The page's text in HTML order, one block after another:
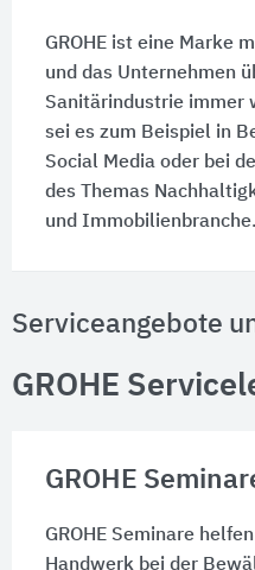
GROHE ist eine Marke
und das Unternehmen
Sanitärindustrie immer
sei es zum Beispiel in
Social Media oder bei
des Themas
und Immobilienbranche.
Serviceangebote
GROHE
GROHE
GROHE Seminare
Handwerk bei der